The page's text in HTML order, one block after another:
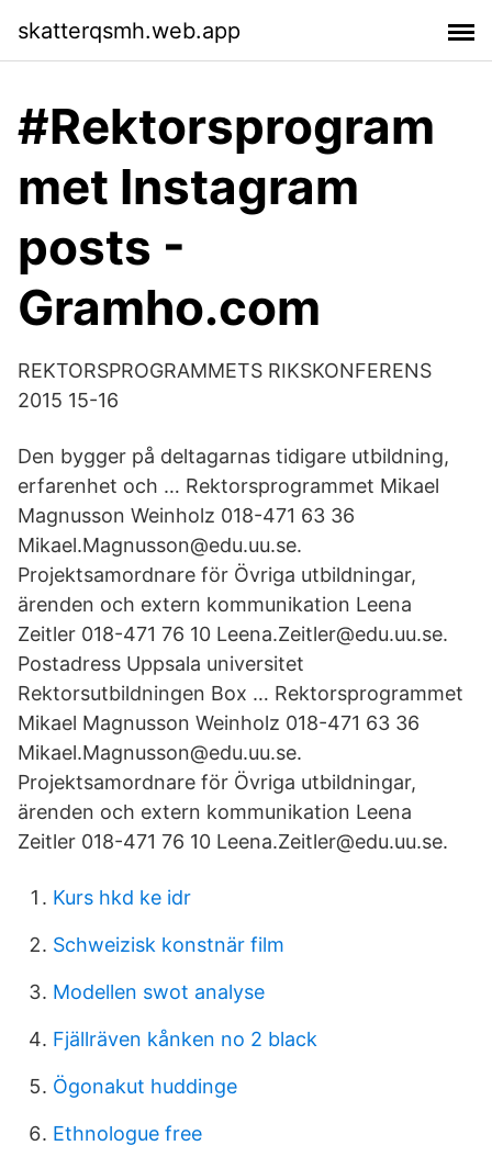
skatterqsmh.web.app
#Rektorsprogram
met Instagram
posts -
Gramho.com
REKTORSPROGRAMMETS RIKSKONFERENS
2015 15-16
Den bygger på deltagarnas tidigare utbildning,
erfarenhet och … Rektorsprogrammet Mikael
Magnusson Weinholz 018-471 63 36
Mikael.Magnusson@edu.uu.se.
Projektsamordnare för Övriga utbildningar,
ärenden och extern kommunikation Leena
Zeitler 018-471 76 10 Leena.Zeitler@edu.uu.se.
Postadress Uppsala universitet
Rektorsutbildningen Box … Rektorsprogrammet
Mikael Magnusson Weinholz 018-471 63 36
Mikael.Magnusson@edu.uu.se.
Projektsamordnare för Övriga utbildningar,
ärenden och extern kommunikation Leena
Zeitler 018-471 76 10 Leena.Zeitler@edu.uu.se.
Kurs hkd ke idr
Schweizisk konstnär film
Modellen swot analyse
Fjällräven kånken no 2 black
Ögonakut huddinge
Ethnologue free